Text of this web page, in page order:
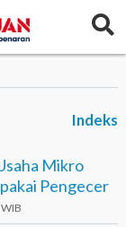
Indeks
Mikro
Pengecer